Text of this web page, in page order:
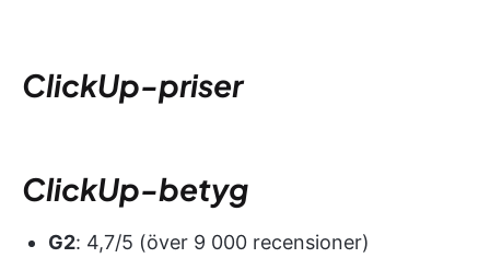
ClickUp-priser
ClickUp-betyg
G2: 4,7/5 (över 9 000 recensioner)